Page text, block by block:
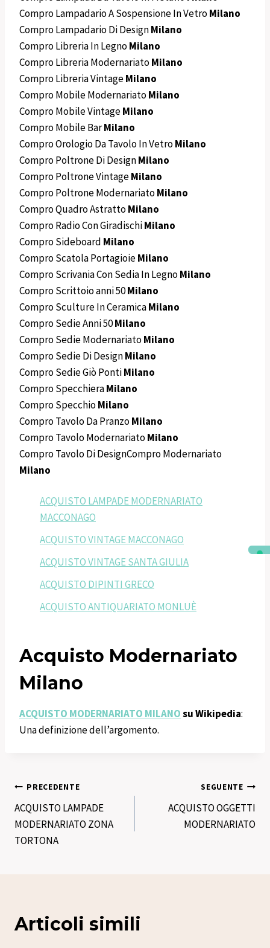
Compro Lampadario A Sospensione In VetroMilano
Compro Lampadario Di DesignMilano
Compro Libreria In LegnoMilano
Compro Libreria ModernariatoMilano
Compro Libreria VintageMilano
Compro Mobile ModernariatoMilano
Compro Mobile VintageMilano
Compro Mobile BarMilano
Compro Orologio Da Tavolo In VetroMilano
Compro Poltrone Di DesignMilano
Compro Poltrone VintageMilano
Compro Poltrone ModernariatoMilano
Compro Quadro AstrattoMilano
Compro Radio Con GiradischiMilano
Compro Sideboard Milano
Compro Scatola PortagioieMilano
Compro Scrivania Con Sedia In LegnoMilano
Compro Scrittoio anni 50Milano
Compro Sculture In CeramicaMilano
Compro Sedie Anni 50Milano
Compro Sedie ModernariatoMilano
Compro Sedie Di DesignMilano
Compro Sedie Giò PontiMilano
Compro SpecchieraMilano
Compro SpecchioMilano
Compro Tavolo Da PranzoMilano
Compro Tavolo ModernariatoMilano
Compro Tavolo Di DesignCompro Modernariato
Milano
ACQUISTO LAMPADE MODERNARIATO
MACCONAGO
ACQUISTO VINTAGE MACCONAGO
ACQUISTO VINTAGE SANTA GIULIA
ACQUISTO DIPINTI GRECO
ACQUISTO ANTIQUARIATO MONLUÈ
Acquisto Modernariato
Milano
ACQUISTO MODERNARIATO MILANOsu Wikipedia:
Una definizione dell’argomento.
Navigazione
articoli
PRECEDENTE
ACQUISTO LAMPADE
MODERNARIATO ZONA
TORTONA
SEGUENTE
ACQUISTO OGGETTI
MODERNARIATO
Articoli simili